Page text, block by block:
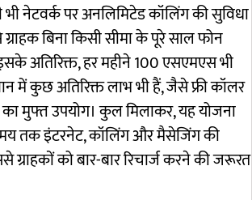
नेटवर्क पर अनलिमिटेड कॉलिंग की सुविधा
बिना किसी सीमा के पूरे साल फोन
अतिरिक्त, हर महीने 100 एसएमएस भी
में कुछ अतिरिक्त लाभ भी हैं, जैसे फ्री कॉलर
मुफ्त उपयोग। कुल मिलाकर, यह योजना
तक इंटरनेट, कॉलिंग और मैसेजिंग की
ग्राहकों को बार-बार रिचार्ज करने की जरूरत